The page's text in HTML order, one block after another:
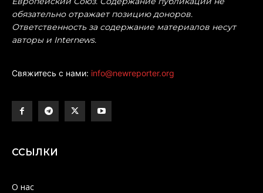
обязательно отражает позицию доноров.
Ответственность за содержание материалов несут
авторы и Internews.
Свяжитесь с нами: info@newreporter.org
ССЫЛКИ
О нас